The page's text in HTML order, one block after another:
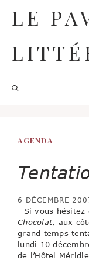
contenu
LE
AGENDA
6 DÉCEMBRE
Si vous hésitez
Chocolat, aux
grand temps
lundi 10
de l’Hôtel